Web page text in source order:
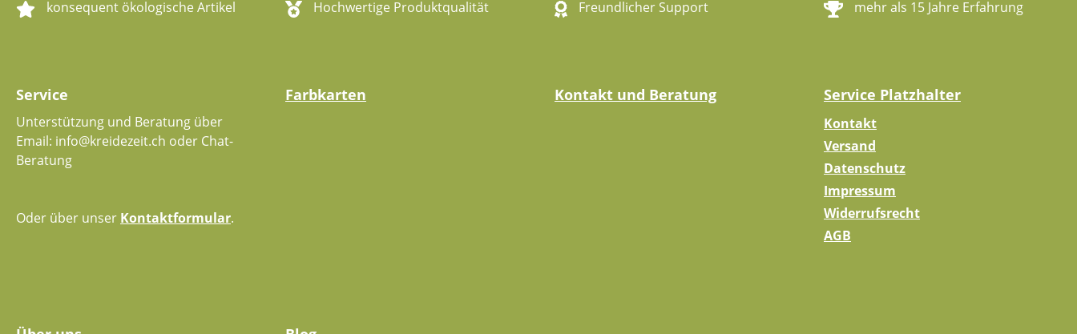
konsequent ökologische Artikel Hochwertige Produktqualität Freundlicher Support mehr als 15 Jahre Erfahrung
Service
Unterstützung und Beratung über
Email: info@kreidezeit.ch oder Chat-
Beratung
Oder über unser Kontaktformular.
Farbkarten Kontakt und Beratung Service Platzhalter
Kontakt
Versand
Datenschutz
Impressum
Widerrufsrecht
AGB